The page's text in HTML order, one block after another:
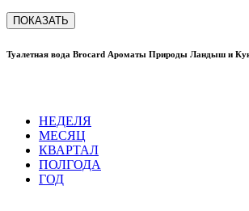
ПОКАЗАТЬ
Туалетная вода Brocard Ароматы Природы Ландыш и
НЕДЕЛЯ
МЕСЯЦ
КВАРТАЛ
ПОЛГОДА
ГОД